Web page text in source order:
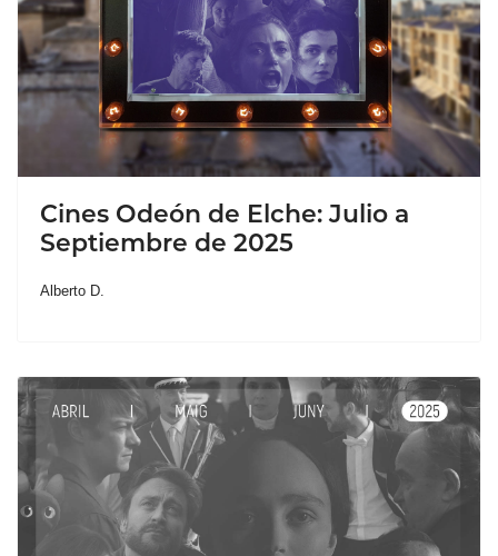
Cines Odeón de Elche: Julio a
Septiembre de 2025
Alberto D.